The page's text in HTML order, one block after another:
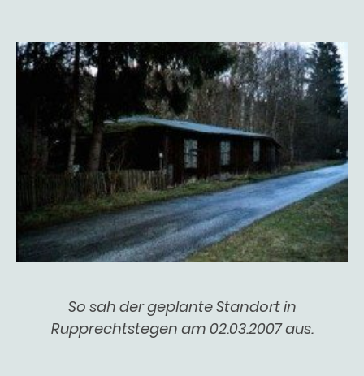
So sah der geplante Standort in
Rupprechtstegen am 02.03.2007 aus.